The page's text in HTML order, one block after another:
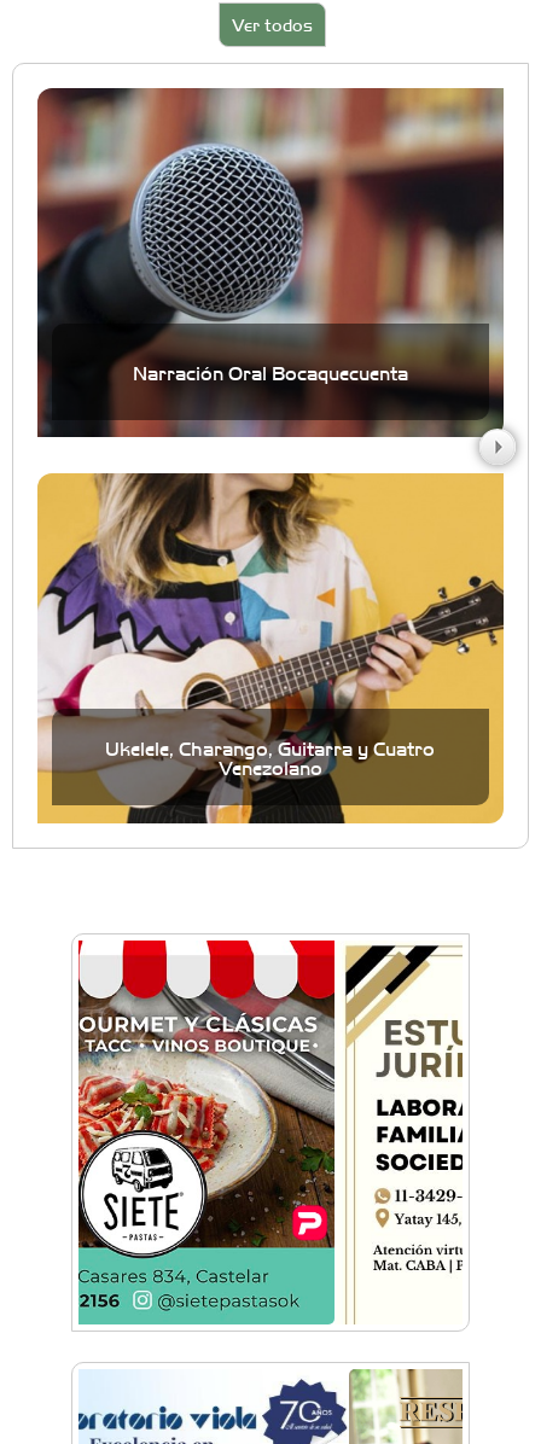
Ver todos
Narración Oral Bocaquecuenta
Ukelele, Charango, Guitarra y Cuatro
Venezolano